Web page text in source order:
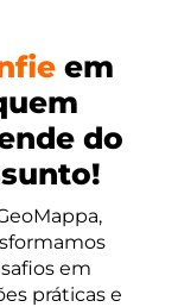
em
do
em
práticas e